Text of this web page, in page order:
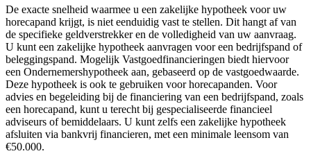
De exacte snelheid waarmee u een zakelijke hypotheek voor uw
horecapand krijgt, is niet eenduidig vast te stellen. Dit hangt af van
de specifieke geldverstrekker en de volledigheid van uw aanvraag.
U kunt een zakelijke hypotheek aanvragen voor een bedrijfspand of
beleggingspand. Mogelijk Vastgoedfinancieringen biedt hiervoor
een Ondernemershypotheek aan, gebaseerd op de vastgoedwaarde.
Deze hypotheek is ook te gebruiken voor horecapanden. Voor
advies en begeleiding bij de financiering van een bedrijfspand, zoals
een horecapand, kunt u terecht bij gespecialiseerde financieel
adviseurs of bemiddelaars. U kunt zelfs een zakelijke hypotheek
afsluiten via bankvrij financieren, met een minimale leensom van
€50.000.